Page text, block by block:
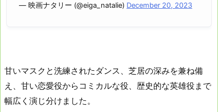
— 映画ナタリー (@eiga_natalie) December 20, 2023
甘いマスクと洗練されたダンス、芝居の深みを兼ね備
え、甘い恋愛役からコミカルな役、歴史的な英雄役まで
幅広く演じ分けました。